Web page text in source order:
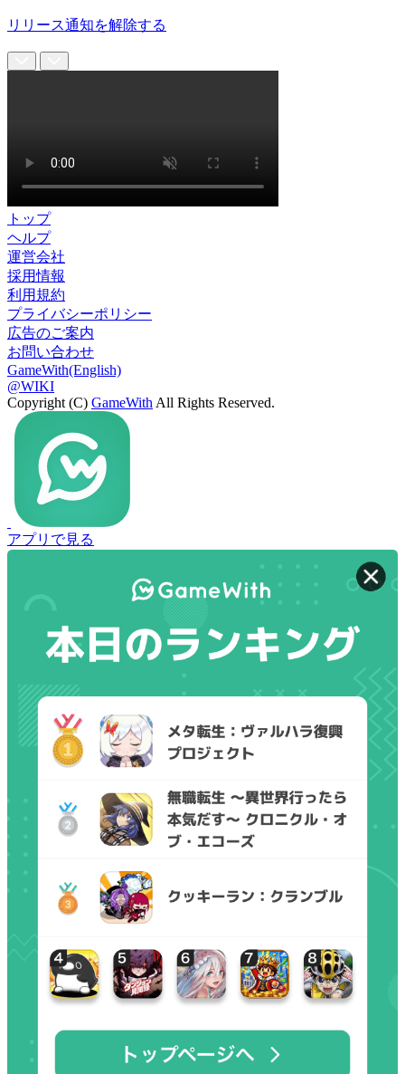
リリース通知を解除する
トップ
ヘルプ
運営会社
採用情報
利用規約
プライバシーポリシー
広告のご案内
お問い合わせ
GameWith(English)
@WIKI
Copyright (C) GameWith All Rights Reserved.
アプリで見る